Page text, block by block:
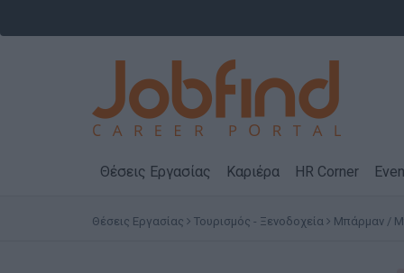
Θέσεις Εργασίας Καριέρα HR Corner
Θέσεις Εργασίας Τουρισμός - Ξενοδοχεία Μπάρμαν /